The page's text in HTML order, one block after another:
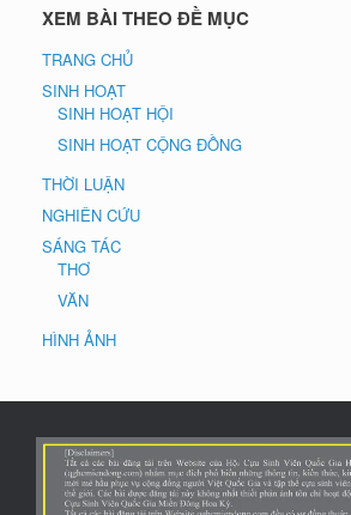
XEM BÀI THEO ĐỀ MỤC
TRANG CHỦ
SINH HOẠT
SINH HOẠT HỘI
SINH HOẠT CỘNG ĐỒNG
THỜI LUẬN
NGHIÊN CỨU
SÁNG TÁC
THƠ
VĂN
HÌNH ẢNH